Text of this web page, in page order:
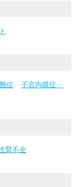
症
子宮内膜症・
腎不全